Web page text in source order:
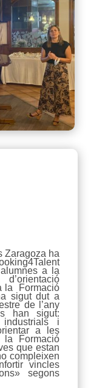
Zaragoza ha
a la
la Formació
sigut dut a
de l’any
han sigut:
i
a les
la Formació
que estan
compleixen
vincles
segons